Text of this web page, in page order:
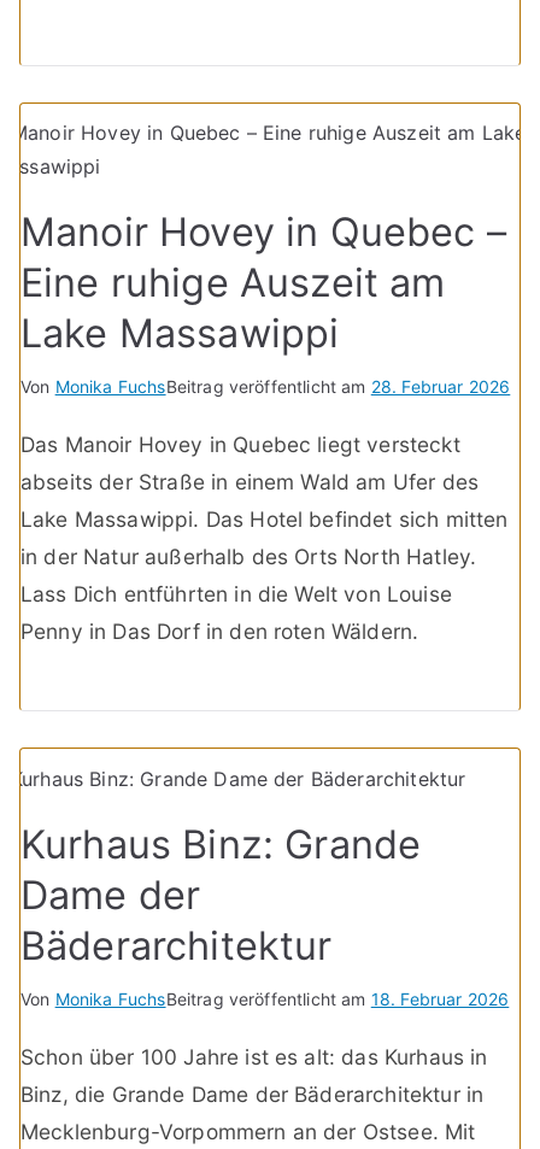
Manoir Hovey in Quebec –
Eine ruhige Auszeit am
Lake Massawippi
Von Monika FuchsBeitrag veröffentlicht am 28. Februar 2026
Das Manoir Hovey in Quebec liegt versteckt
abseits der Straße in einem Wald am Ufer des
Lake Massawippi. Das Hotel befindet sich mitten
in der Natur außerhalb des Orts North Hatley.
Lass Dich entführten in die Welt von Louise
Penny in Das Dorf in den roten Wäldern.
Kurhaus Binz: Grande
Dame der
Bäderarchitektur
Von Monika FuchsBeitrag veröffentlicht am 18. Februar 2026
Schon über 100 Jahre ist es alt: das Kurhaus in
Binz, die Grande Dame der Bäderarchitektur in
Mecklenburg-Vorpommern an der Ostsee. Mit